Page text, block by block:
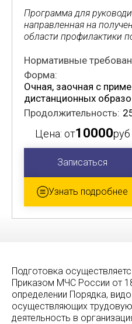
Программа для
направленная на
области профилактики
Нормативные
Форма:
Очная, заочная с
дистанционных
Продолжительность:
Цена: от10000руб
Записаться
Узнать подробнее
Подготовка
Приказом МЧС России от
определении Порядка,
осуществляющих
деятельность в